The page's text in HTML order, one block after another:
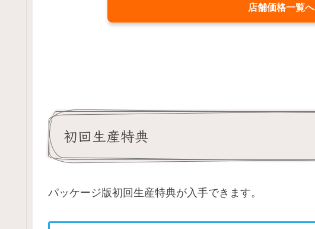
店舗価格一覧へ
初回生産特典
パッケージ版初回生産特典が入手できます。